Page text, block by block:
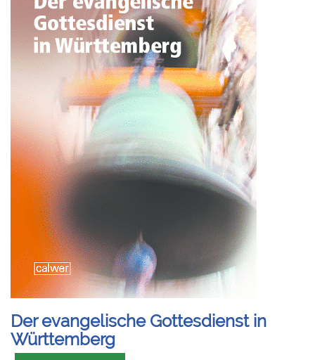
Der evangelische Gottesdienst in
Württemberg